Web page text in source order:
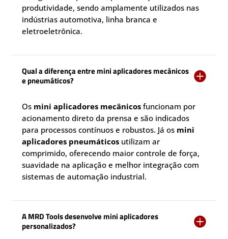
produtividade, sendo amplamente utilizados nas
indústrias automotiva, linha branca e
eletroeletrônica.
Qual a diferença entre mini aplicadores mecânicos
e pneumáticos?

Os mini aplicadores mecânicos funcionam por
acionamento direto da prensa e são indicados
para processos contínuos e robustos. Já os mini
aplicadores pneumáticos utilizam ar
comprimido, oferecendo maior controle de força,
suavidade na aplicação e melhor integração com
sistemas de automação industrial.
A MRD Tools desenvolve mini aplicadores
personalizados?
